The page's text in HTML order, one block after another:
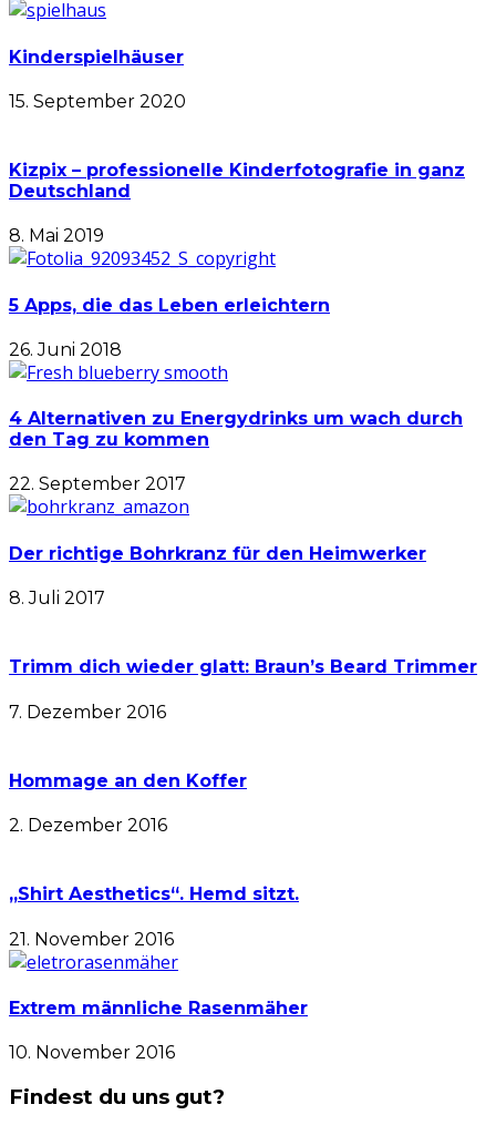
Kinderspielhäuser
15. September 2020
Kizpix – professionelle Kinderfotografie in ganz
Deutschland
8. Mai 2019
5 Apps, die das Leben erleichtern
26. Juni 2018
4 Alternativen zu Energydrinks um wach durch
den Tag zu kommen
22. September 2017
Der richtige Bohrkranz für den Heimwerker
8. Juli 2017
Trimm dich wieder glatt: Braun’s Beard Trimmer
7. Dezember 2016
Hommage an den Koffer
2. Dezember 2016
„Shirt Aesthetics“. Hemd sitzt.
21. November 2016
Extrem männliche Rasenmäher
10. November 2016
Findest du uns gut?